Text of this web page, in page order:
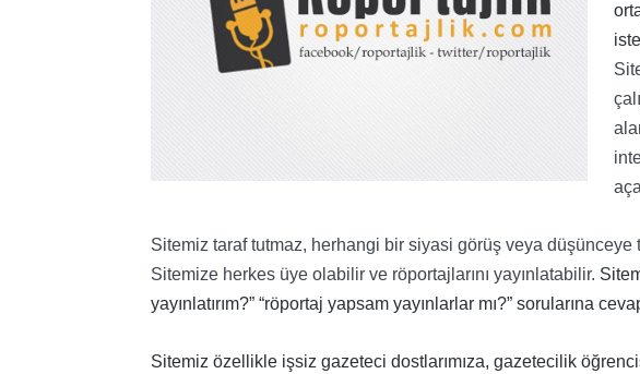
Sitemiz taraf tutmaz, herhangi bir siyasi görüş veya düşünceye
Sitemize herkes üye olabilir ve röportajlarını yayınlatabilir.
yayınlatırım?” “röportaj yapsam yayınlarlar mı?” sorularına
Sitemiz özellikle işsiz gazeteci dostlarımıza, gazetecilik